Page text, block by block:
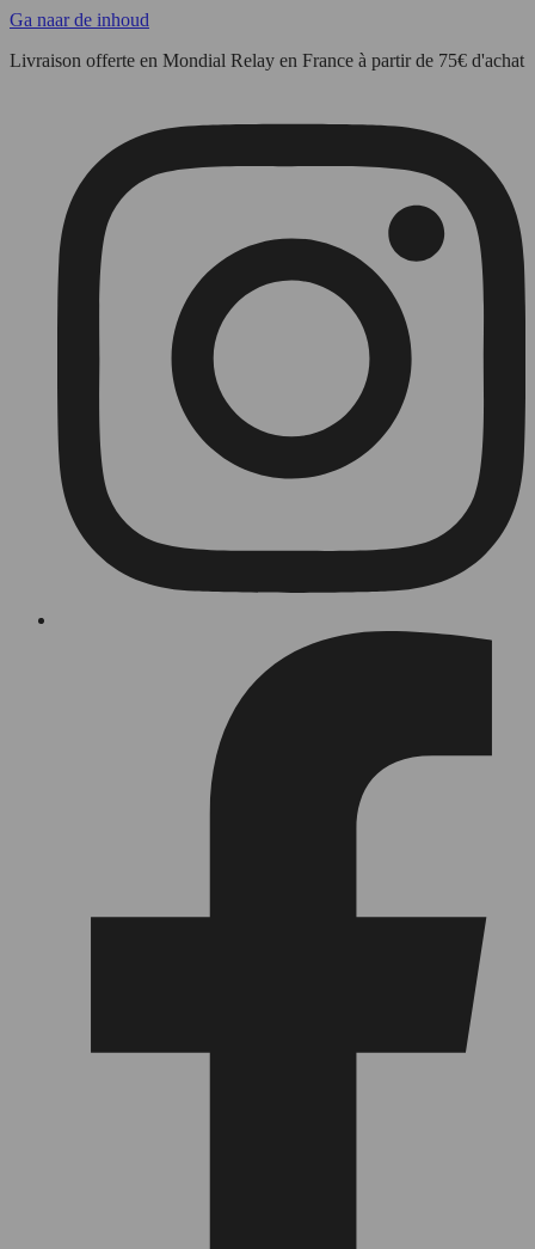
Ga naar de inhoud
Livraison offerte en Mondial Relay en France à partir de 75€ d'achat